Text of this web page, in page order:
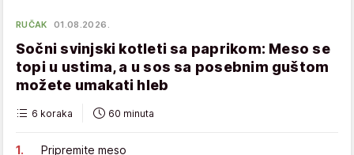
RUČAK 01.08.2026.
Sočni svinjski kotleti sa paprikom: Meso se
topi u ustima, a u sos sa posebnim guštom
možete umakati hleb
6 koraka 60 minuta
Pripremite meso